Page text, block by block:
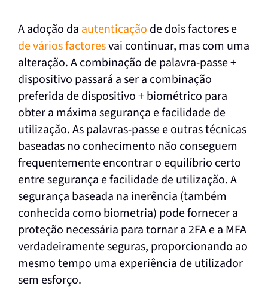
A adoção da autenticação de dois factores e
de vários factoresvai continuar, mas com uma
alteração. A combinação de palavra-passe +
dispositivo passará a ser a combinação
preferida de dispositivo + biométrico para
obter a máxima segurança e facilidade de
utilização. As palavras-passe e outras técnicas
baseadas no conhecimento não conseguem
frequentemente encontrar o equilíbrio certo
entre segurança e facilidade de utilização. A
segurança baseada na inerência (também
conhecida como biometria) pode fornecer a
proteção necessária para tornar a 2FA e a MFA
verdadeiramente seguras, proporcionando ao
mesmo tempo uma experiência de utilizador
sem esforço.